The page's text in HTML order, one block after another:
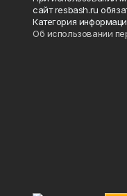
сайт resbash.ru
Категория
Об использовании